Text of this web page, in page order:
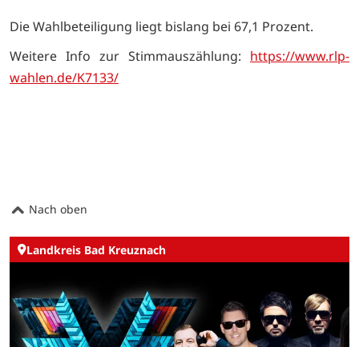
Die Wahlbeteiligung liegt bislang bei 67,1 Prozent.
Weitere Info zur Stimmauszählung: https://www.rlp-
wahlen.de/K7133/
Nach oben
Landkreis Bad Kreuznach